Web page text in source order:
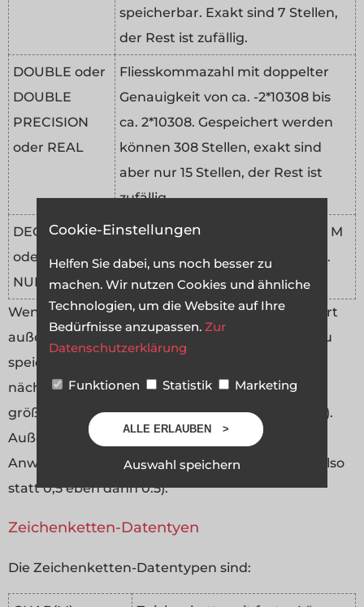
speicherbar. Exakt sind 7 Stellen,
der Rest ist zufällig.
DOUBLE oder
DOUBLE
PRECISION
oder REAL
Fliesskommazahl mit doppelter
Genauigkeit von ca. -2*10308 bis
ca. 2*10308. Gespeichert werden
können 308 Stellen, exakt sind
aber nur 15 Stellen, der Rest ist
zufällig.
DECIMAL(M,D)
oder
NUMERIC
Gepackte Fliesskommazahl mit M
Stellen, davon D Dezimalstellen.
Wenn man versucht, in ein Zahlenfeld einen Wert
außerhalb des oben beschriebenen Bereiches zu
speichern, wird der Wert automatisch auf den
nächstmöglichen Wert geändert (also auf den
größten oder kleinsten Wert des Wertebereichs).
Außerdem wird das Dezimalkomma in SQL-
Anweisungen immer zum Punkt geschrieben (also
statt 0,5 eben dann 0.5).
Zeichenketten-Datentyen
Die Zeichenketten-Datentypen sind:
Cookie-Einstellungen
Helfen Sie dabei, uns noch besser zu
machen. Wir nutzen Cookies und ähnliche
Technologien, um die Website auf Ihre
Bedürfnisse anzupassen. Zur
Datenschutzerklärung
Funktionen Statistik Marketing
ALLE ERLAUBEN
Auswahl speichern